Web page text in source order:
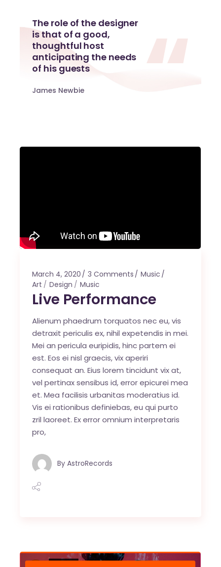
The role of the designer
is that of a good,
thoughtful host
anticipating the needs
of his guests
James Newbie
March 4, 2020 3 Comments
Music
Art
Design Music
Live Performance
Alienum phaedrum torquatos nec eu, vis
detraxit periculis ex, nihil expetendis in mei.
Mei an pericula euripidis, hinc partem ei
est. Eos ei nisl graecis, vix aperiri
consequat an. Eius lorem tincidunt vix at,
vel pertinax sensibus id, error epicurei mea
et. Mea facilisis urbanitas moderatius id.
Vis ei rationibus definiebas, eu qui purto
zril laoreet. Ex error omnium interpretaris
pro,
By AstroRecords